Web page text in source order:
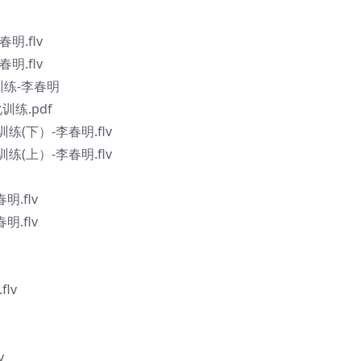
明.flv
明.flv
-李春明
训练.pdf
练(下）-李春明.flv
练(上）-李春明.flv
明.flv
明.flv